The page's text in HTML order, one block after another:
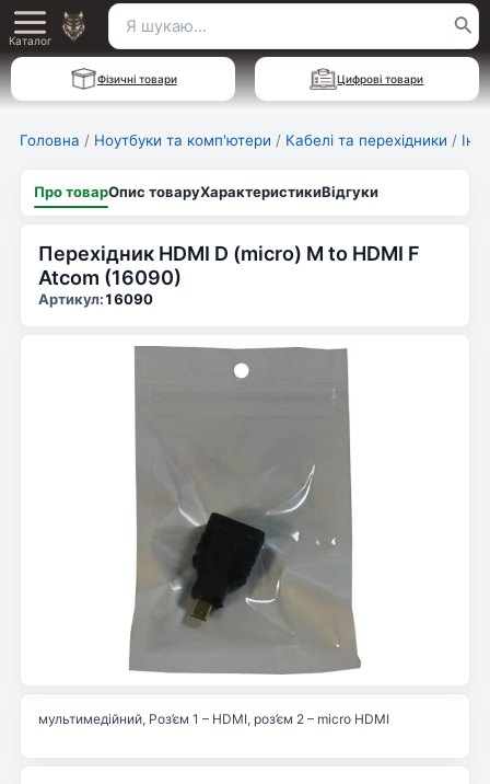
Перейти
до
вмісту
Main
Menu
Каталог
Пошук
для:
Фізичні товари Цифрові товари
Головна / Ноутбуки та комп'ютери / Кабелі та перехідники /
Про товарОпис товаруХарактеристикиВідгуки
Перехідник HDMI D (micro) M to HDMI F
Atcom (16090)
Артикул:16090
мультимедійний, Роз’єм 1 – HDMI, роз’єм 2 – micro HDMI